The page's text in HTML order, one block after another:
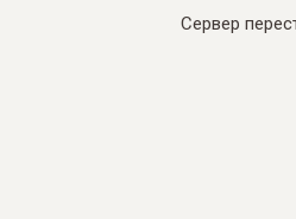
Сервер